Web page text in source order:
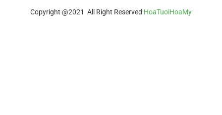
Copyright @2021 All Right Reserved HoaTuoiHoaMy